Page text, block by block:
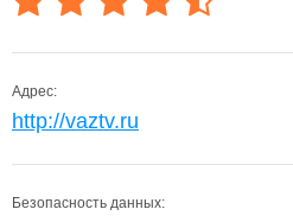
Адрес:
http://vaztv.ru
Безопасность данных: